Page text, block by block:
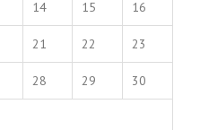
14 15 16
21 22 23
28 29 30